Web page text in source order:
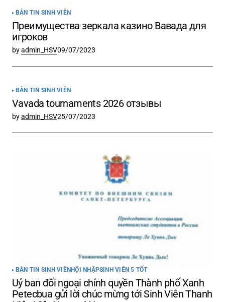
Submit Comment
BẢN TIN SINH VIÊN
Преимущества зеркала казино Вавада для
игроков
byadmin_HSV09/07/2023
BẢN TIN SINH VIÊN
Vavada tournaments 2026 отзывы
byadmin_HSV25/07/2023
BẢN TIN SINH VIÊNHỘI NHẬPSINH VIÊN 5 TỐT
Uỷ ban đối ngoại chính quyền Thành phố Xanh
Petecbua gửi lời chúc mừng tới Sinh Viên Thanh